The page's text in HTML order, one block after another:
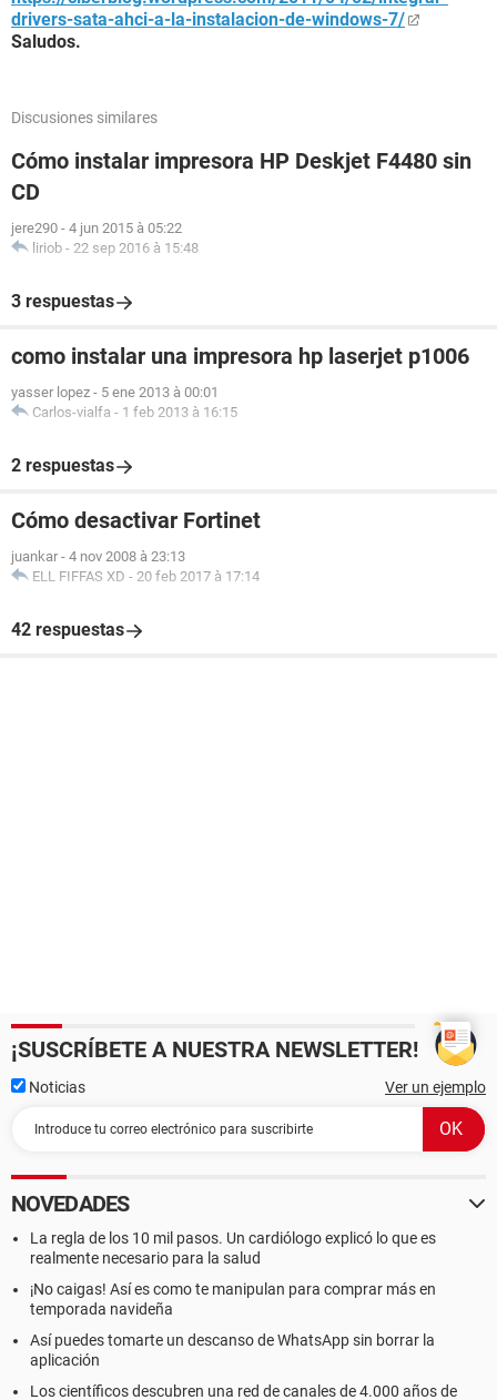
drivers-sata-ahci-a-la-instalacion-de-windows-7/
Saludos.
Discusiones similares
Cómo instalar impresora HP Deskjet F4480 sin
CD
jere290 - 4 jun 2015 à 05:22
liriob - 22 sep 2016 à 15:48
3 respuestas
como instalar una impresora hp laserjet p1006
yasser lopez - 5 ene 2013 à 00:01
Carlos-vialfa - 1 feb 2013 à 16:15
2 respuestas
Cómo desactivar Fortinet
juankar - 4 nov 2008 à 23:13
ELL FIFFAS XD - 20 feb 2017 à 17:14
42 respuestas
¡SUSCRÍBETE A NUESTRA NEWSLETTER!
Noticias Ver un ejemplo
NOVEDADES
La regla de los 10 mil pasos. Un cardiólogo explicó lo que es
realmente necesario para la salud
¡No caigas! Así es como te manipulan para comprar más en
temporada navideña
Así puedes tomarte un descanso de WhatsApp sin borrar la
aplicación
Los científicos descubren una red de canales de 4.000 años de